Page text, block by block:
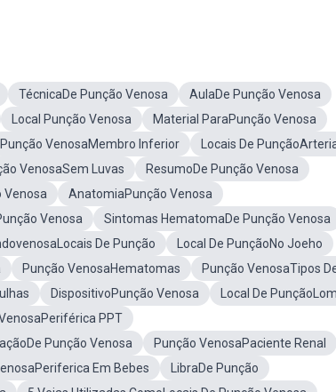
TécnicaDe Punção Venosa
AulaDe Punção Venosa
Local Punção Venosa
Material ParaPunção Venosa
Punção VenosaMembro Inferior
Locais De
VenosaSem Luvas
ResumoDe Punção Venosa
Venosa
AnatomiaPunção Venosa
Venosa
Sintomas HematomaDe Punção Venosa
De Punção
Local De PunçãoNo Joeho
Punção VenosaHematomas
Punção VenosaTipos
DispositivoPunção Venosa
Local De
PPT
Punção Venosa
Punção VenosaPaciente Renal
Em Bebes
LibraDe Punção